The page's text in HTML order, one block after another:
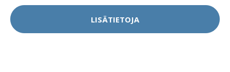
LISÄTIETOJA